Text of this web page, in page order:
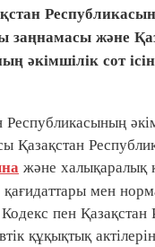
заңнамасы және
әкімшілік сотісін
Қазақстан
және халықаралық
қағидаттары мен
пен
құқықтық